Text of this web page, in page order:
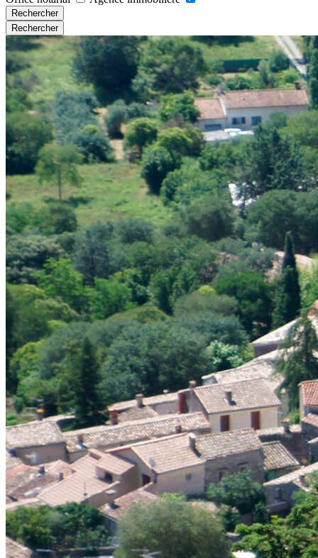
Rechercher
Rechercher